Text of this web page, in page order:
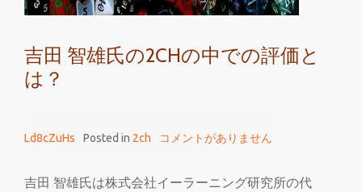
智
が
る
吉田 智雄氏の2CHの中での評価と
は？
Ld8cZuHs Posted in 2ch コメントがありません
吉田 智雄氏は株式会社イーラーニング研究所の代